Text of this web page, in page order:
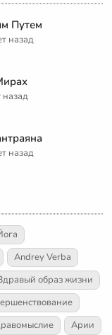
Путем
назад
назад
назад
Andrey Verba
образ жизни
Арии